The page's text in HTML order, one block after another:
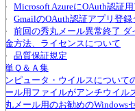
Microsoft AzureにOAuth認証
GmailのOAuth認証アプリ登
前回の秀丸メール異常終了 ダ
金方法、ライセンスについて
品質保証規定
単Ｑ＆Ａ集
ンピュータ・ウイルスについて
ール用ファイルがアンチウイル
丸メール用のお勧めのWindows